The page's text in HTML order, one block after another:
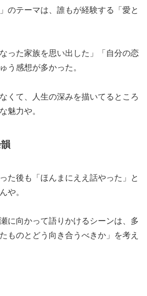
のテーマは、誰もが経験する「愛と
った家族を思い出した」「自分の恋
う感想が多かった。
くて、人生の深みを描いてるところ
魅力や。
た後も「ほんまにええ話やった」と
や。
に向かって語りかけるシーンは、多
ものとどう向き合うべきか」を考え